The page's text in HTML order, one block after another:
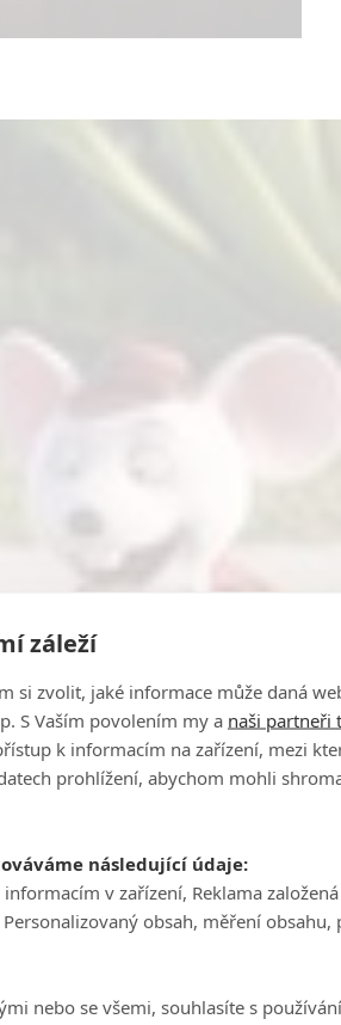
záleží
si zvolit, jaké informace může daná
S Vaším povolením my a naši partneři
k informacím na zařízení, mezi
prohlížení, abychom mohli
následující údaje:
v zařízení, Reklama
obsah, měření
nebo se všemi, souhlasíte s